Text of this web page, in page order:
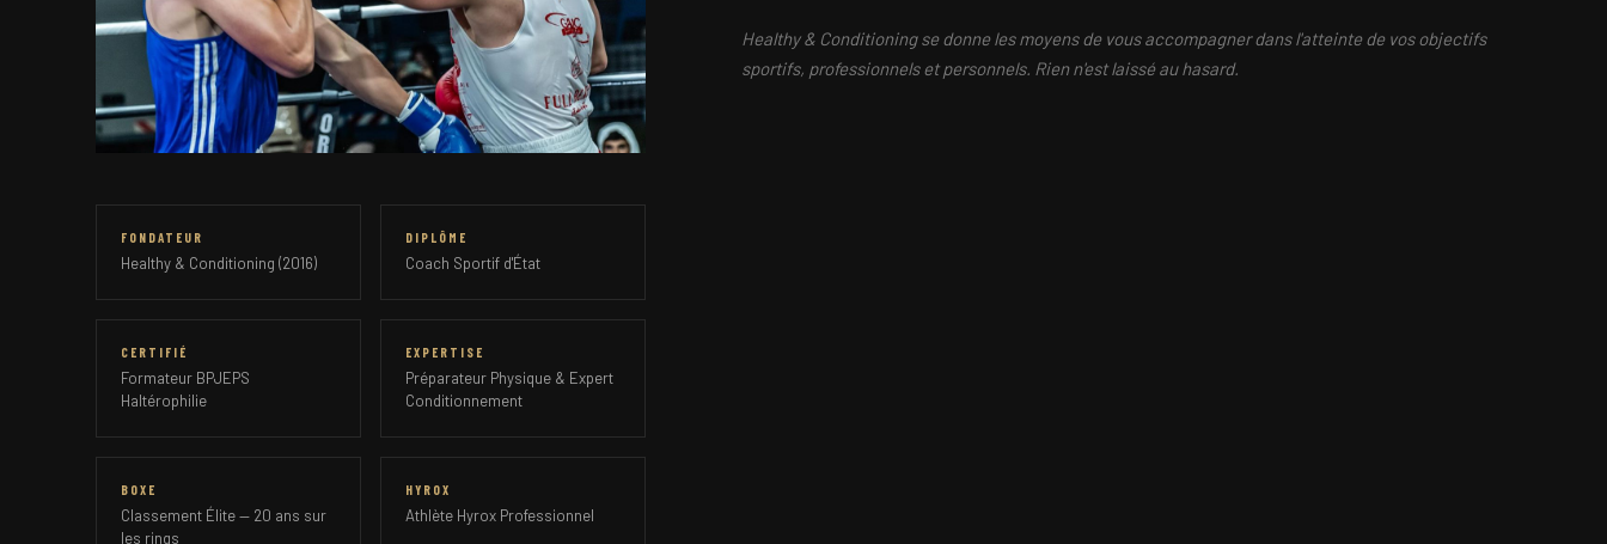
FONDATEUR
Healthy & Conditioning (2016)
DIPLÔME
Coach Sportif d'État
CERTIFIÉ
Formateur BPJEPS
Haltérophilie
EXPERTISE
Préparateur Physique & Expert
Conditionnement
BOXE
Classement Élite — 20 ans sur
les rings
HYROX
Athlète Hyrox Professionnel
Healthy & Conditioning se donne les moyens de vous accompagner dans l'atteinte de vos objectifs
sportifs, professionnels et personnels. Rien n'est laissé au hasard.